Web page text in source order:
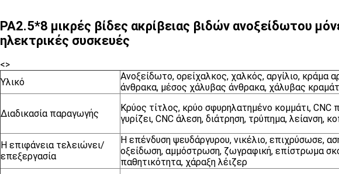
PA2.5*8 μικρές βίδες ακρίβειας βιδών ανοξείδωτου
ηλεκτρικές συσκευές
<>
Υλικό
Ανοξείδωτο, ορείχαλκος, χαλκός, αργίλιο, κράμα
άνθρακα, μέσος χάλυβας άνθρακα, χάλυβας
Διαδικασία παραγωγής
Κρύος τίτλος, κρύο σφυρηλατημένο κομμάτι, CNC
γυρίζει, CNC άλεση, διάτρηση, τρύπημα, λείανση,
Η επιφάνεια τελειώνει/
επεξεργασία
Η επένδυση ψευδάργυρου, νικέλιο, επιχρύσωσε,
οξείδωση, αμμόστρωση, ζωγραφική, επίστρωμα
παθητικότητα, χάραξη λέιζερ